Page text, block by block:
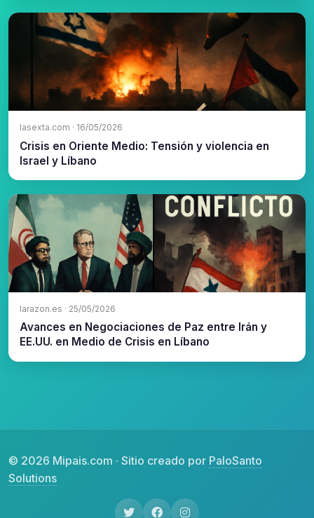
lasexta.com · 16/05/2026
Crisis en Oriente Medio: Tensión y violencia en
Israel y Líbano
larazon.es · 25/05/2026
Avances en Negociaciones de Paz entre Irán y
EE.UU. en Medio de Crisis en Líbano
© 2026 Mipais.com · Sitio creado por PaloSanto
Solutions